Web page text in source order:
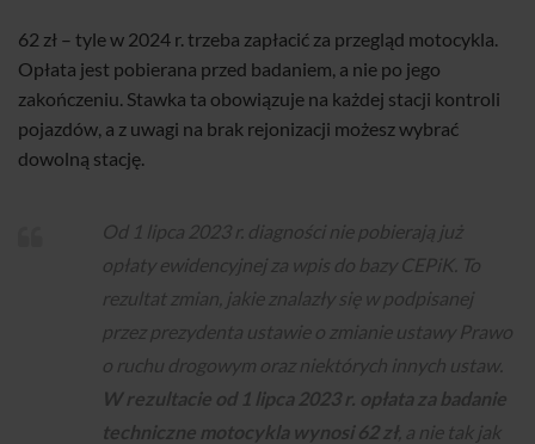
62 zł – tyle w 2024 r. trzeba zapłacić za przegląd motocykla.
Opłata jest pobierana przed badaniem, a nie po jego
zakończeniu. Stawka ta obowiązuje na każdej stacji kontroli
pojazdów, a z uwagi na brak rejonizacji możesz wybrać
dowolną stację.
Od 1 lipca 2023 r. diagności nie pobierają już
opłaty ewidencyjnej za wpis do bazy CEPiK. To
rezultat zmian, jakie znalazły się w podpisanej
przez prezydenta ustawie o zmianie ustawy Prawo
o ruchu drogowym oraz niektórych innych ustaw.
W rezultacie od 1 lipca 2023 r. opłata za badanie
techniczne motocykla wynosi 62 zł, a nie tak jak